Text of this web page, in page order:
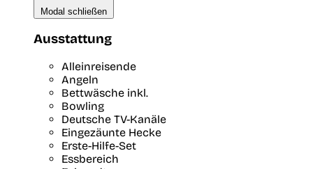
Modal schließen
Ausstattung
Alleinreisende
Angeln
Bettwäsche inkl.
Bowling
Deutsche TV-Kanäle
Eingezäunte Hecke
Erste-Hilfe-Set
Essbereich